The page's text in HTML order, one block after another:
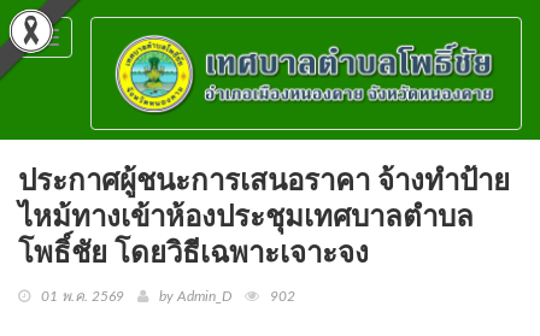
Toggle
navigation
ประกาศผู้ชนะการเสนอราคา จ้างทำป้าย
ไหม้ทางเข้าห้องประชุมเทศบาลตำบล
โพธิ์ชัย โดยวิธีเฉพาะเจาะจง
01 พ.ค. 2569 by Admin_D 902